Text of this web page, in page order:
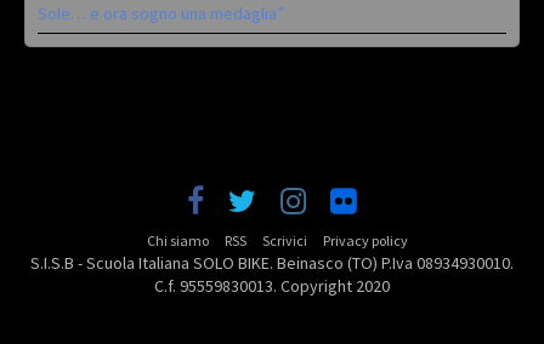
Sole… e ora sogno una medaglia”
Chi siamo RSS Scrivici Privacy policy
S.I.S.B - Scuola Italiana SOLO BIKE. Beinasco (TO) P.Iva 08934930010.
C.f. 95559830013. Copyright 2020